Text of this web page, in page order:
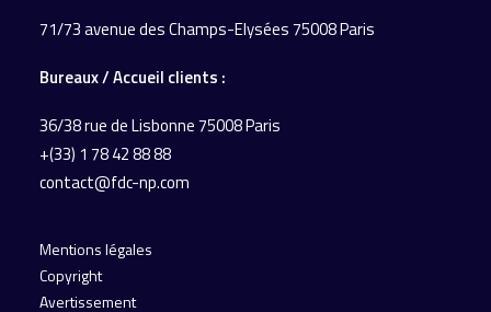
71/73 avenue des Champs-Elysées 75008 Paris
Bureaux / Accueil clients :
36/38 rue de Lisbonne75008 Paris
+(33) 1 78 42 88 88
contact@fdc-np.com
Mentions légales
Copyright
Avertissement